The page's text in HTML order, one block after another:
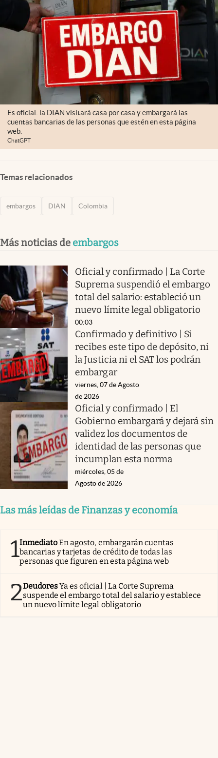
Es oficial: la DIAN visitará casa por casa y embargará las
cuentas bancarias de las personas que estén en esta página
web.
ChatGPT
Temas relacionados
embargos DIAN Colombia
Más noticias de embargos
Oficial y confirmado | La Corte
Suprema suspendió el embargo
total del salario: estableció un
nuevo límite legal obligatorio
00:03
Confirmado y definitivo | Si
recibes este tipo de depósito, ni
la Justicia ni el SAT los podrán
embargar
viernes, 07 de Agosto
de 2026
Oficial y confirmado | El
Gobierno embargará y dejará sin
validez los documentos de
identidad de las personas que
incumplan esta norma
miércoles, 05 de
Agosto de 2026
Las más leídas de Finanzas y economía
1InmediatoEn agosto, embargarán cuentas
bancarias y tarjetas de crédito de todas las
personas que figuren en esta página web
2DeudoresYa es oficial | La Corte Suprema
suspende el embargo total del salario y establece
un nuevo límite legal obligatorio